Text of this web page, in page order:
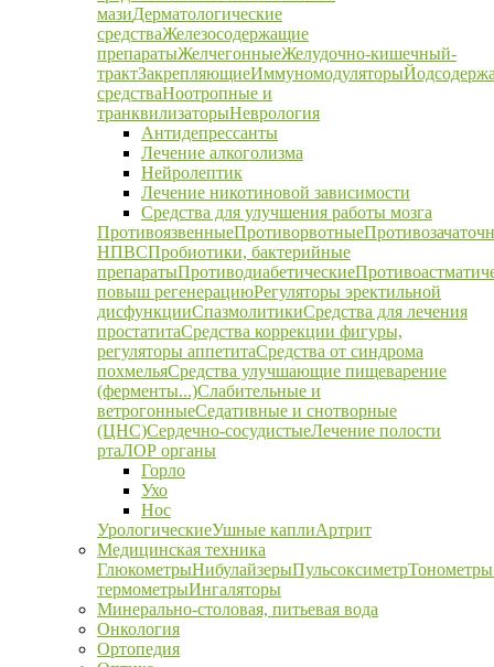
мазиДерматологические
средстваЖелезосодержащие
препаратыЖелчегонныеЖелудочно-кишечный-
трактЗакрепляющиеИммуномодуляторы
средстваНоотропные и
транквилизаторыНеврология
Антидепрессанты
Лечение алкоголизма
Нейролептик
Лечение никотиновой зависимости
Средства для улучшения работы мозга
ПротивоязвенныеПротиворвотные
НПВСПробиотики, бактерийные
препаратыПротиводиабетические
повыш регенерациюРегуляторы эректильной
дисфункцииСпазмолитикиСредства для лечения
простатитаСредства коррекции фигуры,
регуляторы аппетитаСредства от синдрома
похмельяСредства улучшающие пищеварение
(ферменты...)Слабительные и
ветрогонныеСедативные и снотворные
(ЦНС)Сердечно-сосудистыеЛечение полости
ртаЛОР органы
Горло
Ухо
Нос
УрологическиеУшные каплиАртрит
Медицинская техника
ГлюкометрыНибулайзерыПульсоксиметрТонометры
термометрыИнгаляторы
Минерально-столовая, питьевая вода
Онкология
Ортопедия